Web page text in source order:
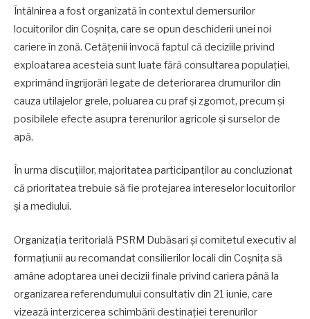
Întâlnirea a fost organizată în contextul demersurilor
locuitorilor din Coșnița, care se opun deschiderii unei noi
cariere în zonă. Cetățenii invocă faptul că deciziile privind
exploatarea acesteia sunt luate fără consultarea populației,
exprimând îngrijorări legate de deteriorarea drumurilor din
cauza utilajelor grele, poluarea cu praf și zgomot, precum și
posibilele efecte asupra terenurilor agricole și surselor de
apă.
În urma discuțiilor, majoritatea participanților au concluzionat
că prioritatea trebuie să fie protejarea intereselor locuitorilor
și a mediului.
Organizația teritorială PSRM Dubăsari și comitetul executiv al
formațiunii au recomandat consilierilor locali din Coșnița să
amâne adoptarea unei decizii finale privind cariera până la
organizarea referendumului consultativ din 21 iunie, care
vizează interzicerea schimbării destinației terenurilor